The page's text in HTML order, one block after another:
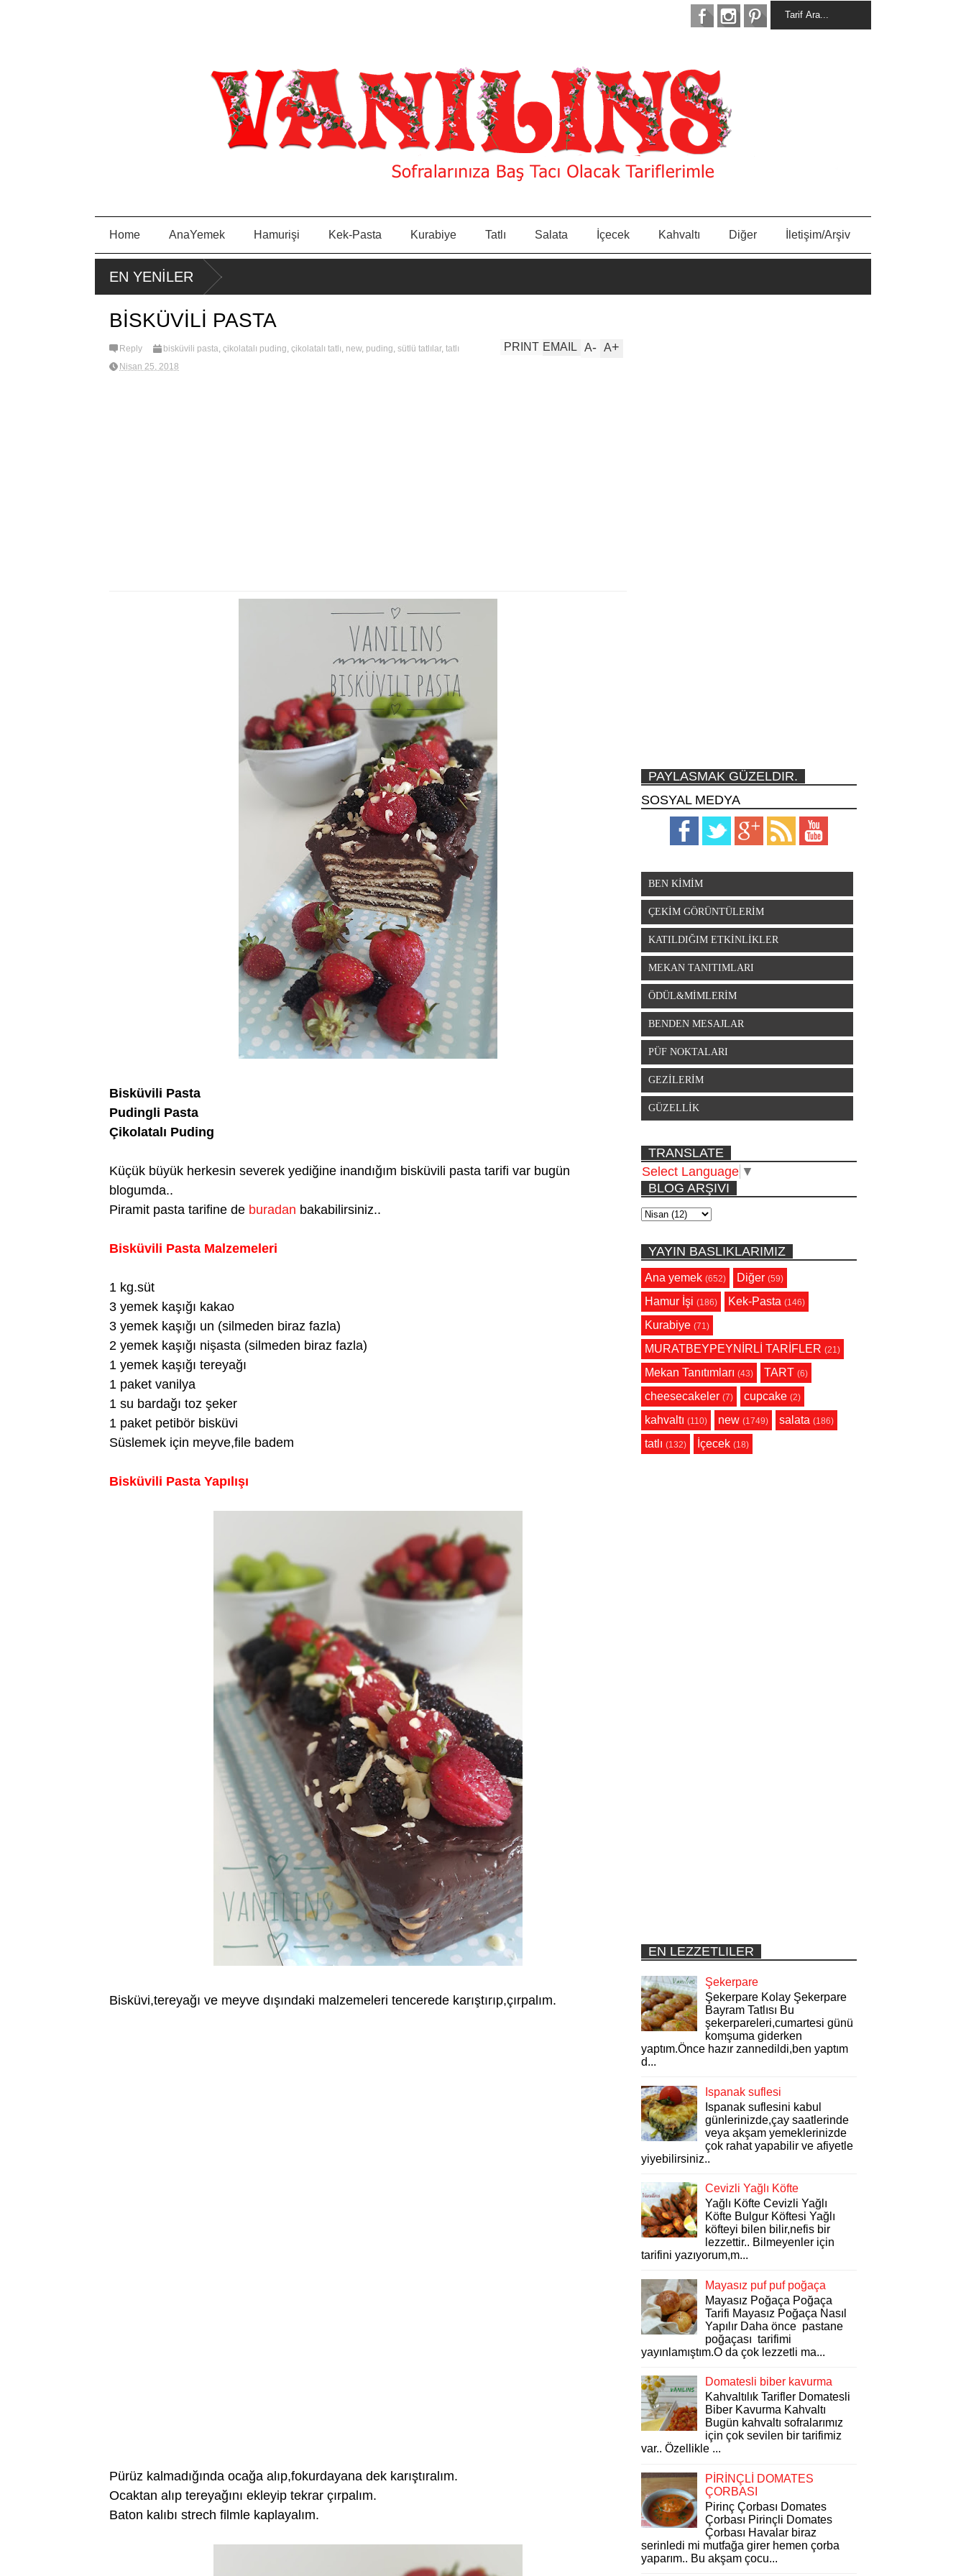
Home AnaYemek Hamurişi Kek-Pasta Kurabiye Tatlı Salata İçecek Kahvaltı Diğer İletişim/Arşiv
EN YENİLER
BİSKÜVİLİ PASTA
Reply bisküvili pasta, çikolatalı puding, çikolatalı tatlı, new, puding, sütlü tatlılar, tatlı
Nisan 25, 2018
A+
A-
EMAIL
PRINT
Bisküvili Pasta
Pudingli Pasta
Çikolatalı Puding
Küçük büyük herkesin severek yediğine inandığım bisküvili pasta tarifi var bugün
blogumda..
Piramit pasta tarifine de buradan bakabilirsiniz..
Bisküvili Pasta Malzemeleri
1 kg.süt
3 yemek kaşığı kakao
3 yemek kaşığı un (silmeden biraz fazla)
2 yemek kaşığı nişasta (silmeden biraz fazla)
1 yemek kaşığı tereyağı
1 paket vanilya
1 su bardağı toz şeker
1 paket petibör bisküvi
Süslemek için meyve,file badem
Bisküvili Pasta Yapılışı
Bisküvi,tereyağı ve meyve dışındaki malzemeleri tencerede karıştırıp,çırpalım.
Pürüz kalmadığında ocağa alıp,fokurdayana dek karıştıralım.
Ocaktan alıp tereyağını ekleyip tekrar çırpalım.
Baton kalıbı strech filmle kaplayalım.
PAYLASMAK GÜZELDIR.
SOSYAL MEDYA
BEN KİMİM
ÇEKİM GÖRÜNTÜLERİM
KATILDIĞIM ETKİNLİKLER
MEKAN TANITIMLARI
ÖDÜL&MİMLERİM
BENDEN MESAJLAR
PÜF NOKTALARI
GEZİLERİM
GÜZELLİK
TRANSLATE
Select Language ▼
BLOG ARŞIVI
YAYIN BASLIKLARIMIZ
Ana yemek (652) Diğer (59)
Hamur İşi (186) Kek-Pasta (146)
Kurabiye (71)
MURATBEYPEYNİRLİ TARİFLER (21)
Mekan Tanıtımları (43) TART (6)
cheesecakeler (7) cupcake (2)
kahvaltı (110) new (1749) salata (186)
tatlı (132) İçecek (18)
EN LEZZETLILER
Şekerpare
Şekerpare Kolay Şekerpare
Bayram Tatlısı Bu
şekerpareleri,cumartesi günü
komşuma giderken
yaptım.Önce hazır zannedildi,ben yaptım
d...
Ispanak suflesi
Ispanak suflesini kabul
günlerinizde,çay saatlerinde
veya akşam yemeklerinizde
çok rahat yapabilir ve afiyetle
yiyebilirsiniz..
Cevizli Yağlı Köfte
Yağlı Köfte Cevizli Yağlı
Köfte Bulgur Köftesi Yağlı
köfteyi bilen bilir,nefis bir
lezzettir.. Bilmeyenler için
tarifini yazıyorum,m...
Mayasız puf puf poğaça
Mayasız Poğaça Poğaça
Tarifi Mayasız Poğaça Nasıl
Yapılır Daha önce pastane
poğaçası tarifimi
yayınlamıştım.O da çok lezzetli ma...
Domatesli biber kavurma
Kahvaltılık Tarifler Domatesli
Biber Kavurma Kahvaltı
Bugün kahvaltı sofralarımız
için çok sevilen bir tarifimiz
var.. Özellikle ...
PİRİNÇLİ DOMATES
ÇORBASI
Pirinç Çorbası Domates
Çorbası Pirinçli Domates
Çorbası Havalar biraz
serinledi mi mutfağa girer hemen çorba
yaparım.. Bu akşam çocu...